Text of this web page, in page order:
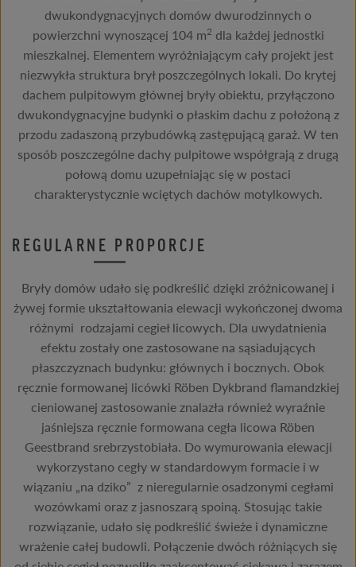
dwukondygnacyjnych domów dwurodzinnych o
powierzchni wynoszącej 104 m2 dla każdej jednostki
mieszkalnej. Elementem wyróżniającym cały projekt jest
niezwykła struktura brył poszczególnych lokali. Do krytej
dachem pulpitowym głównej bryły obiektu, przyłączono
dwukondygnacyjne budynki o płaskim dachu z położoną z
przodu zadaszoną przybudówką zastępującą garaż. W ten
sposób poszczególne dachy pulpitowe współgrają z drugą
połową domu uzupełniając się w postaci
charakterystycznie wciętych dachów motylkowych.
REGULARNE PROPORCJE
Bryły domów udało się podkreślić dzięki zróżnicowanej i
żywej formie ukształtowania elewacji wykończonej dwoma
różnymi rodzajami cegieł licowych. Dla uwydatnienia
efektu zostały one zastosowane na sąsiadujących
płaszczyznach budynku: głównych i bocznych. Obok
ręcznie formowanej licówki Röben Dykbrand flamandzkiej
cieniowanej zastosowanie znalazła również wyraźnie
jaśniejsza ręcznie formowana cegła licowa Röben
Geestbrand srebrzystobiała. Do wymurowania elewacji
wykorzystano cegły w standardowym formacie i w
wiązaniu „na dziko” z nieregularnie osadzonymi cegłami
wozówkami oraz z jasnoszarą spoiną. Stosując takie
rozwiązanie, udało się podkreślić świeże i dynamiczne
wrażenie całej budowli. Połączenie dwóch różniących się